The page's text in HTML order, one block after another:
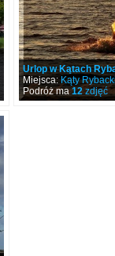
Urlop w Kątach
Miejsca:Kąty
Podróż ma12zdjęć